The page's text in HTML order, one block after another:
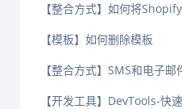
【整合方式】如何将
【模板】如何删除模板
【整合方式】SMS和电子
【开发工具】DevTools-快